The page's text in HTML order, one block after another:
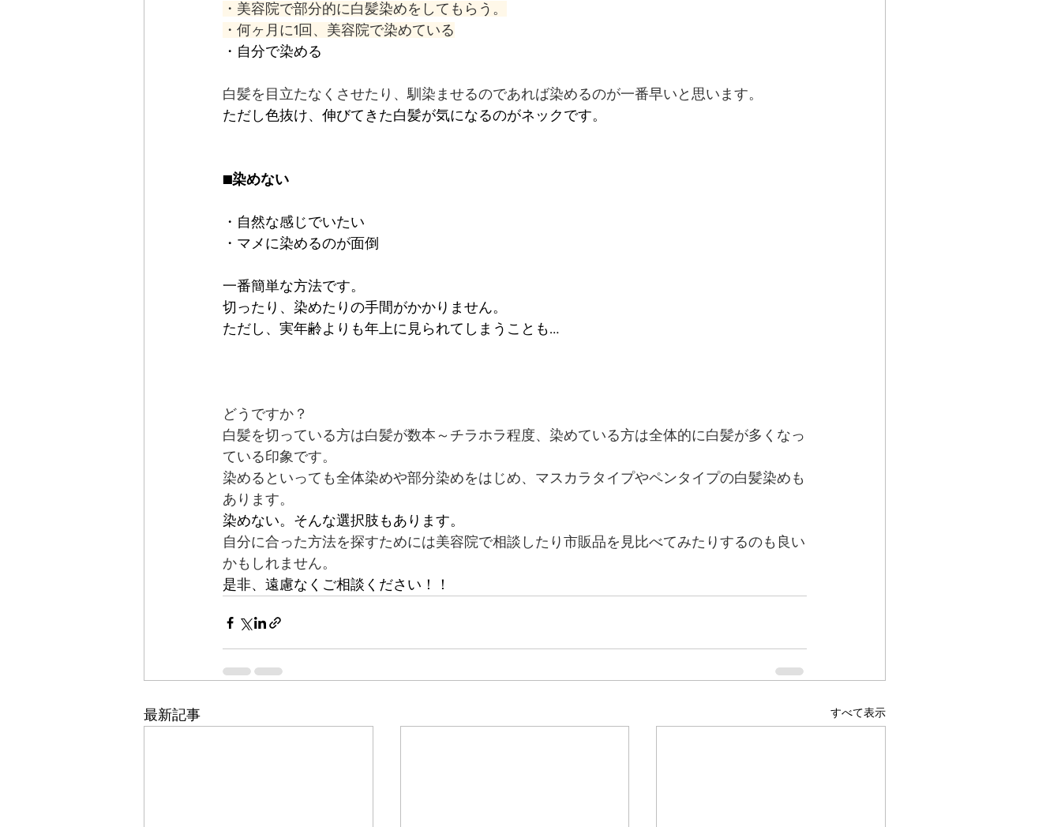
・美容院で部分的に白髪染めをしてもらう。
・何ヶ月に1回、美容院で染めている
・自分で染める
白髪を目立たなくさせたり、馴染ませるのであれば染めるのが一番早いと思います。
ただし色抜け、伸びてきた白髪が気になるのがネックです。
■染めない
・自然な感じでいたい
・マメに染めるのが面倒
一番簡単な方法です。
切ったり、染めたりの手間がかかりません。
ただし、実年齢よりも年上に見られてしまうことも…
どうですか？
白髪を切っている方は白髪が数本～チラホラ程度、染めている方は全体的に白髪が多くなっ
ている印象です。
染めるといっても全体染めや部分染めをはじめ、マスカラタイプやペンタイプの白髪染めも
あります。
染めない。そんな選択肢もあります。
自分に合った方法を探すためには美容院で相談したり市販品を見比べてみたりするのも良い
かもしれません。
是非、遠慮なくご相談ください！！
最新記事 すべて表示